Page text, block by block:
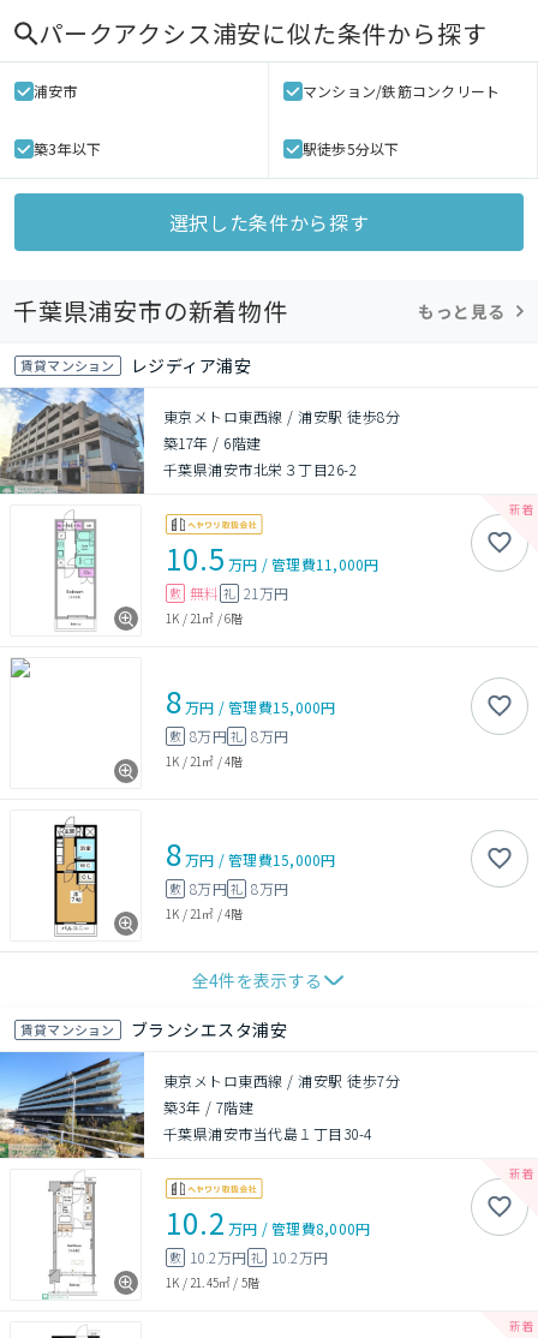
パークアクシス浦安に似た条件から探す
浦安市 マンション/鉄筋コンクリート
築3年以下 駅徒歩5分以下
選択した条件から探す
千葉県浦安市の新着物件 もっと見る
賃貸マンション レジディア浦安
東京メトロ東西線 / 浦安駅 徒歩8分
築17年 / 6階建
千葉県浦安市北栄３丁目26-2
10.5 万円 /管理費11,000円
敷 無料 礼 21万円
1K /21㎡ /6階
8万円 /管理費15,000円
敷 8万円礼 8万円
1K / 21㎡ /4階
8万円 /管理費15,000円
敷 8万円礼 8万円
1K / 21㎡ /4階
全4件を表示する
賃貸マンション ブランシエスタ浦安
東京メトロ東西線 / 浦安駅 徒歩7分
築3年 / 7階建
千葉県浦安市当代島１丁目30-4
10.2 万円 /管理費8,000円
敷 10.2万円 礼 10.2万円
1K /21.45㎡ / 5階